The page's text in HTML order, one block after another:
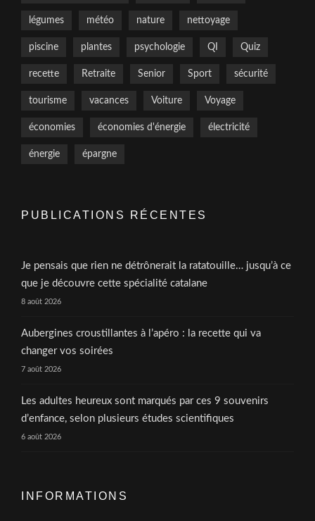
légumes météo nature nettoyage
piscine plantes psychologie QI Quiz
recette Retraite Senior Sport sécurité
tourisme vacances Voiture Voyage
économies économies d'énergie électricité
énergie épargne
PUBLICATIONS RÉCENTES
Je pensais que rien ne détrônerait la ratatouille… jusqu’à ce
que je découvre cette spécialité catalane
8 août 2026
Aubergines croustillantes à l’apéro : la recette qui va
changer vos soirées
7 août 2026
Les adultes heureux sont marqués par ces 9 souvenirs
d’enfance, selon plusieurs études scientifiques
6 août 2026
INFORMATIONS